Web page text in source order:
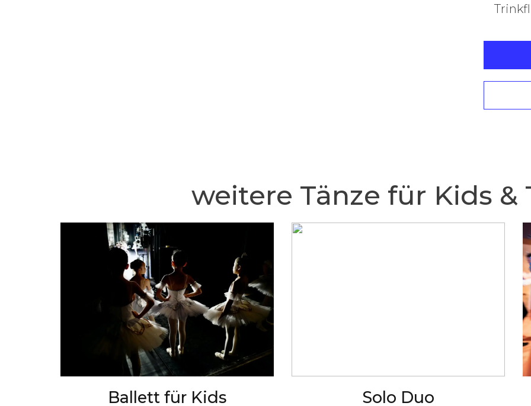
weitere Tänze für Kids &
Ballett für Kids Solo Duo